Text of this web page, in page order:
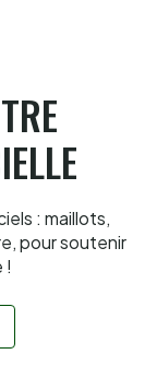
: maillots,
pour soutenir
!